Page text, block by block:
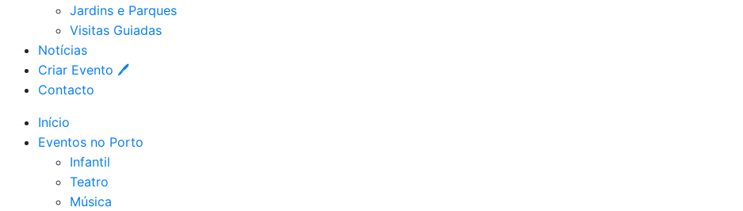
Jardins e Parques
Visitas Guiadas
Notícias
Criar Evento 🖊
Contacto
Início
Eventos no Porto
Infantil
Teatro
Música